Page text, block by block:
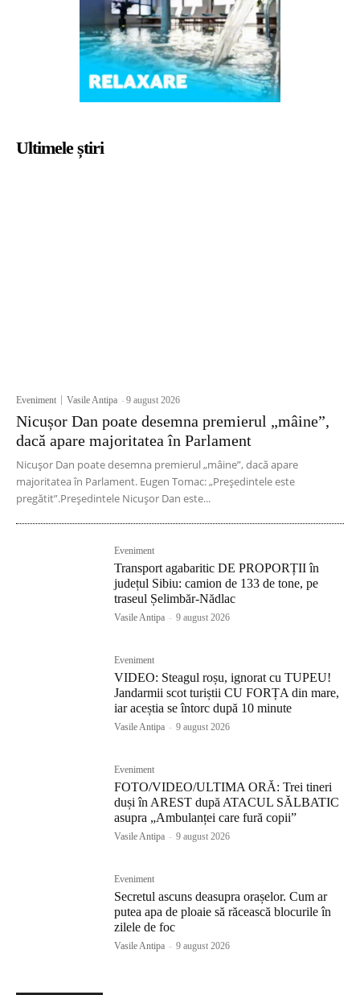
Ultimele știri
Eveniment Vasile Antipa -9 august 2026
Nicușor Dan poate desemna premierul „mâine”,
dacă apare majoritatea în Parlament
Nicușor Dan poate desemna premierul „mâine”, dacă apare
majoritatea în Parlament. Eugen Tomac: „Președintele este
pregătit”.Președintele Nicușor Dan este...
Eveniment
Transport agabaritic DE PROPORȚII în
județul Sibiu: camion de 133 de tone, pe
traseul Șelimbăr-Nădlac
Vasile Antipa - 9 august 2026
Eveniment
VIDEO: Steagul roșu, ignorat cu TUPEU!
Jandarmii scot turiștii CU FORȚA din mare,
iar aceștia se întorc după 10 minute
Vasile Antipa - 9 august 2026
Eveniment
FOTO/VIDEO/ULTIMA ORĂ: Trei tineri
duși în AREST după ATACUL SĂLBATIC
asupra „Ambulanței care fură copii”
Vasile Antipa - 9 august 2026
Eveniment
Secretul ascuns deasupra orașelor. Cum ar
putea apa de ploaie să răcească blocurile în
zilele de foc
Vasile Antipa - 9 august 2026